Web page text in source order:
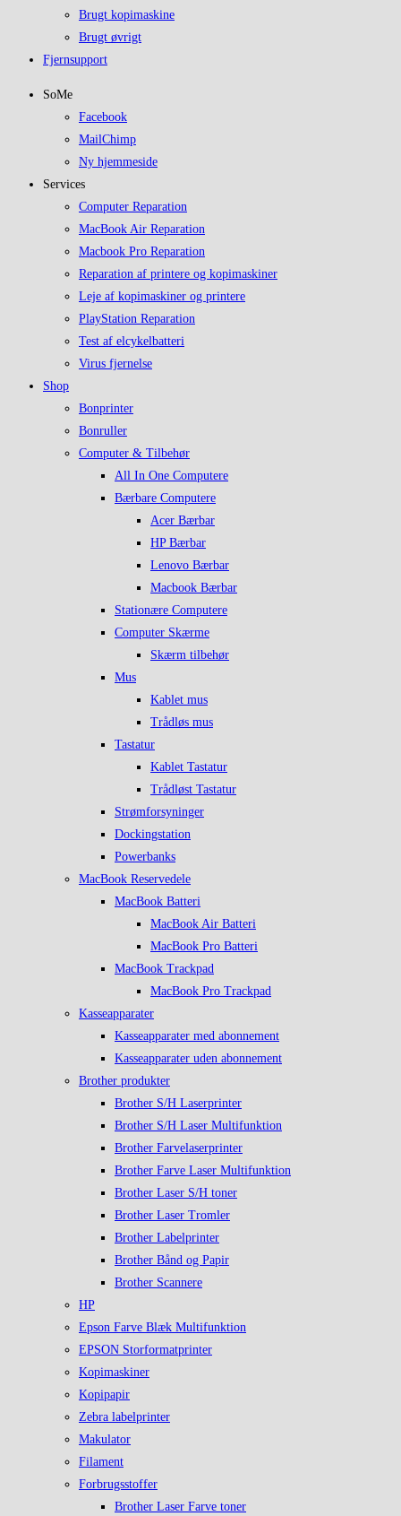
Brugt kopimaskine
Brugt øvrigt
Fjernsupport
SoMe
Facebook
MailChimp
Ny hjemmeside
Services
Computer Reparation
MacBook Air Reparation
Macbook Pro Reparation
Reparation af printere og kopimaskiner
Leje af kopimaskiner og printere
PlayStation Reparation
Test af elcykelbatteri
Virus fjernelse
Shop
Bonprinter
Bonruller
Computer & Tilbehør
All In One Computere
Bærbare Computere
Acer Bærbar
HP Bærbar
Lenovo Bærbar
Macbook Bærbar
Stationære Computere
Computer Skærme
Skærm tilbehør
Mus
Kablet mus
Trådløs mus
Tastatur
Kablet Tastatur
Trådløst Tastatur
Strømforsyninger
Dockingstation
Powerbanks
MacBook Reservedele
MacBook Batteri
MacBook Air Batteri
MacBook Pro Batteri
MacBook Trackpad
MacBook Pro Trackpad
Kasseapparater
Kasseapparater med abonnement
Kasseapparater uden abonnement
Brother produkter
Brother S/H Laserprinter
Brother S/H Laser Multifunktion
Brother Farvelaserprinter
Brother Farve Laser Multifunktion
Brother Laser S/H toner
Brother Laser Tromler
Brother Labelprinter
Brother Bånd og Papir
Brother Scannere
HP
Epson Farve Blæk Multifunktion
EPSON Storformatprinter
Kopimaskiner
Kopipapir
Zebra labelprinter
Makulator
Filament
Forbrugsstoffer
Brother Laser Farve toner